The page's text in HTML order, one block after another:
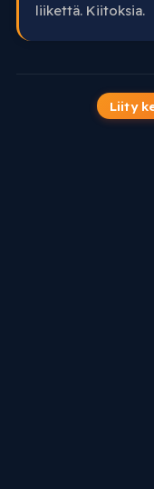
liikettä. Kiitoksia.
Liity